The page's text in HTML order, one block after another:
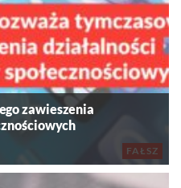
FAŁSZ
zawieszenia